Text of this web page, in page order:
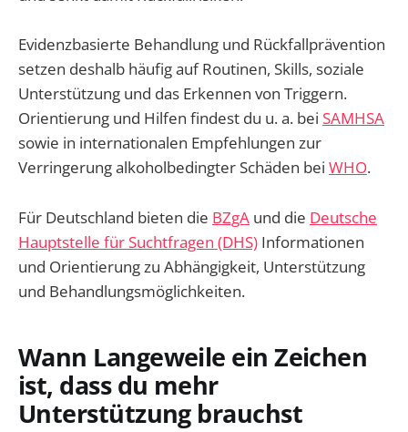
Evidenzbasierte Behandlung und Rückfallprävention
setzen deshalb häufig auf Routinen, Skills, soziale
Unterstützung und das Erkennen von Triggern.
Orientierung und Hilfen findest du u. a. bei SAMHSA
sowie in internationalen Empfehlungen zur
Verringerung alkoholbedingter Schäden bei WHO.
Für Deutschland bieten die BZgA und die Deutsche
Hauptstelle für Suchtfragen (DHS) Informationen
und Orientierung zu Abhängigkeit, Unterstützung
und Behandlungsmöglichkeiten.
Wann Langeweile ein Zeichen
ist, dass du mehr
Unterstützung brauchst